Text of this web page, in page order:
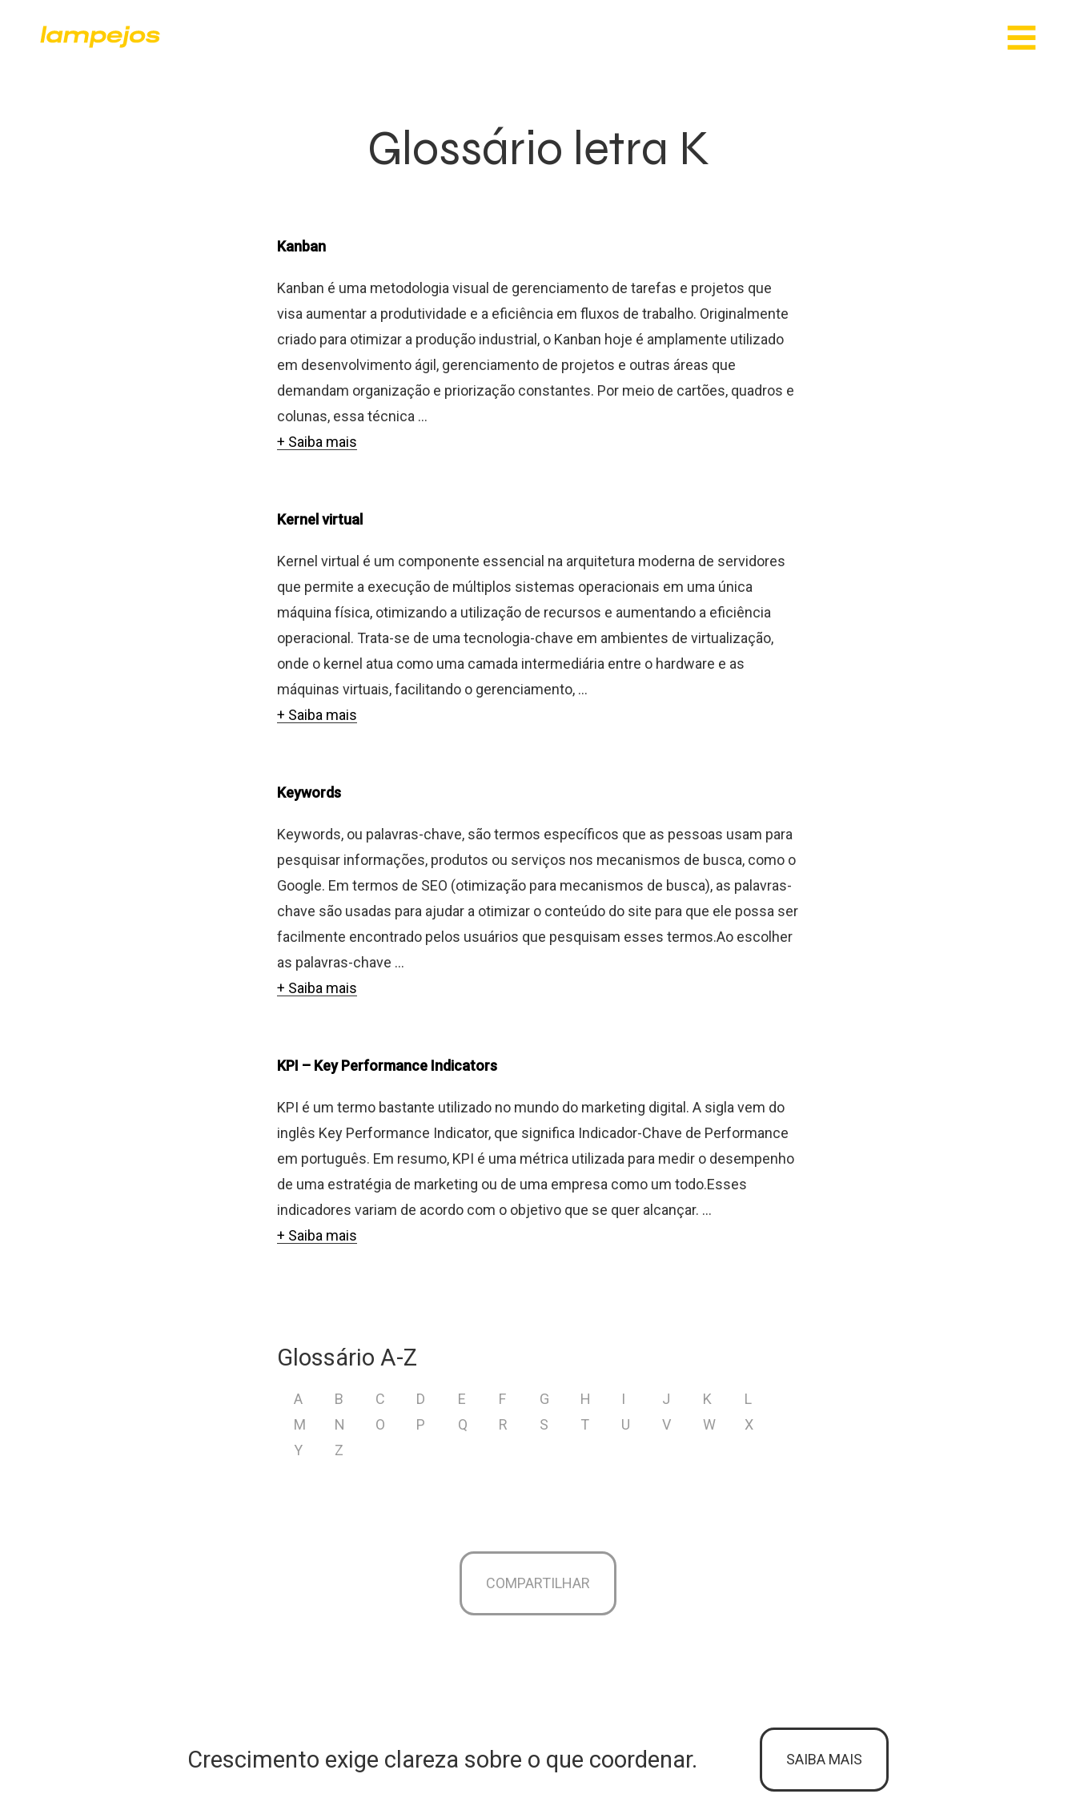
Glossário letra K
Kanban
Kanban é uma metodologia visual de gerenciamento de tarefas e projetos que
visa aumentar a produtividade e a eficiência em fluxos de trabalho. Originalmente
criado para otimizar a produção industrial, o Kanban hoje é amplamente utilizado
em desenvolvimento ágil, gerenciamento de projetos e outras áreas que
demandam organização e priorização constantes. Por meio de cartões, quadros e
colunas, essa técnica ...
+ Saiba mais
Kernel virtual
Kernel virtual é um componente essencial na arquitetura moderna de servidores
que permite a execução de múltiplos sistemas operacionais em uma única
máquina física, otimizando a utilização de recursos e aumentando a eficiência
operacional. Trata-se de uma tecnologia-chave em ambientes de virtualização,
onde o kernel atua como uma camada intermediária entre o hardware e as
máquinas virtuais, facilitando o gerenciamento, ...
+ Saiba mais
Keywords
Keywords, ou palavras-chave, são termos específicos que as pessoas usam para
pesquisar informações, produtos ou serviços nos mecanismos de busca, como o
Google. Em termos de SEO (otimização para mecanismos de busca), as palavras-
chave são usadas para ajudar a otimizar o conteúdo do site para que ele possa ser
facilmente encontrado pelos usuários que pesquisam esses termos.Ao escolher
as palavras-chave ...
+ Saiba mais
KPI – Key Performance Indicators
KPI é um termo bastante utilizado no mundo do marketing digital. A sigla vem do
inglês Key Performance Indicator, que significa Indicador-Chave de Performance
em português. Em resumo, KPI é uma métrica utilizada para medir o desempenho
de uma estratégia de marketing ou de uma empresa como um todo.Esses
indicadores variam de acordo com o objetivo que se quer alcançar. ...
+ Saiba mais
Glossário A-Z
A B C D E F G H I J K
L
M
N O P Q R S T U V W
X
Y
Z
COMPARTILHAR
Crescimento exige clareza sobre o que coordenar. SAIBA MAIS